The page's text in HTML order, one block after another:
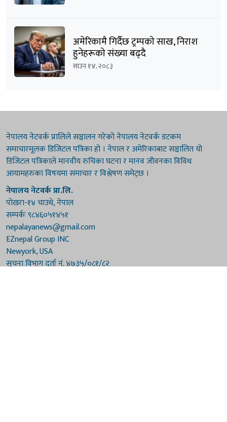
अमेरिकामै गिर्दैछ ट्रम्पको साख, निराश
हुनेहरूको संख्या बढ्दै
साउन १४, २०८३
नेपालय नेटवर्क प्रालिले सञ्चालन गरेको नेपालय नेटवर्क डटकम
समाचारमूलक डिजिटल पत्रिका हो । नेपाल र अमेरिकाबाट सञ्चालित यो
डिजिटल पत्रिकाले मानवीय रुचिका घटना र मानव जीवनका विविध
आयामहरुका विषयमा समाचार र विश्लेषण समेट्छ ।
नेपालय नेटवर्क प्रा.लि.
पोखरा-१४ चाउथे, नेपाल
सम्पर्कः ९८४६०५१४५१
nepalayanews@gmail.com
EZnepal Group INC
Newyork, USA
सूचना विभाग दर्ता नं. ४७३५/०८१/८२